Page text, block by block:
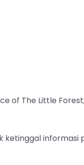
of The Little
informasi